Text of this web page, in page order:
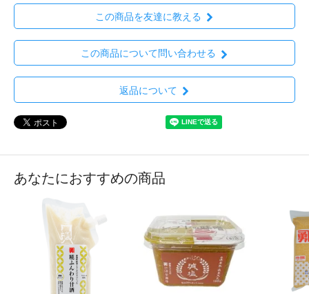
この商品を友達に教える
この商品について問い合わせる
返品について
あなたにおすすめの商品